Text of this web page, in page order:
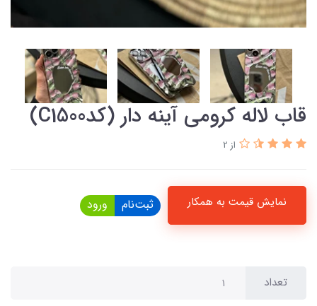
قاب لاله کرومی آینه دار (کدC1500)
از 2
نمایش قیمت به همکار ثبت‌نام ورود
تعداد